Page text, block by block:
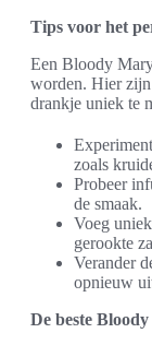
Tips voor het
Een Bloody
worden. Hier
drankje uniek te
zoals
Probeer
de smaak.
Voeg
gerookte
Verander
opnieuw
De beste